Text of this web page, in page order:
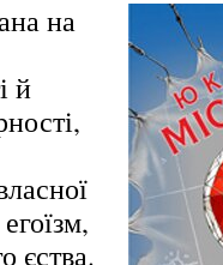
на
й
єства.